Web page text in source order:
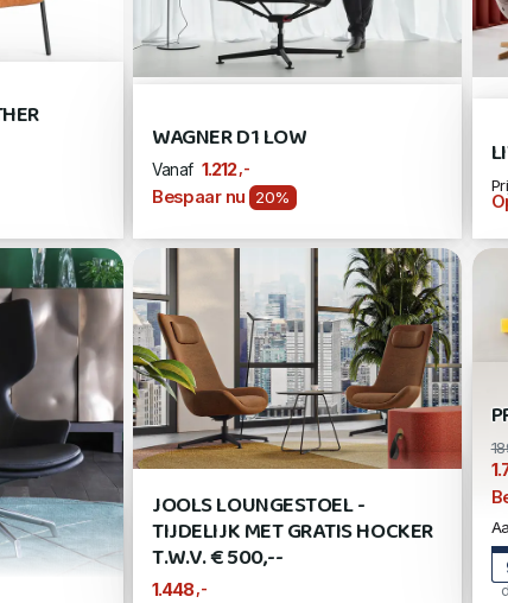
WAGNER D1 LOW
Vanaf 1.212 ,-
Bespaar nu 20%
JOOLS LOUNGESTOEL -
TIJDELIJK MET GRATIS HOCKER
T.W.V. € 500,--
1.448 ,-